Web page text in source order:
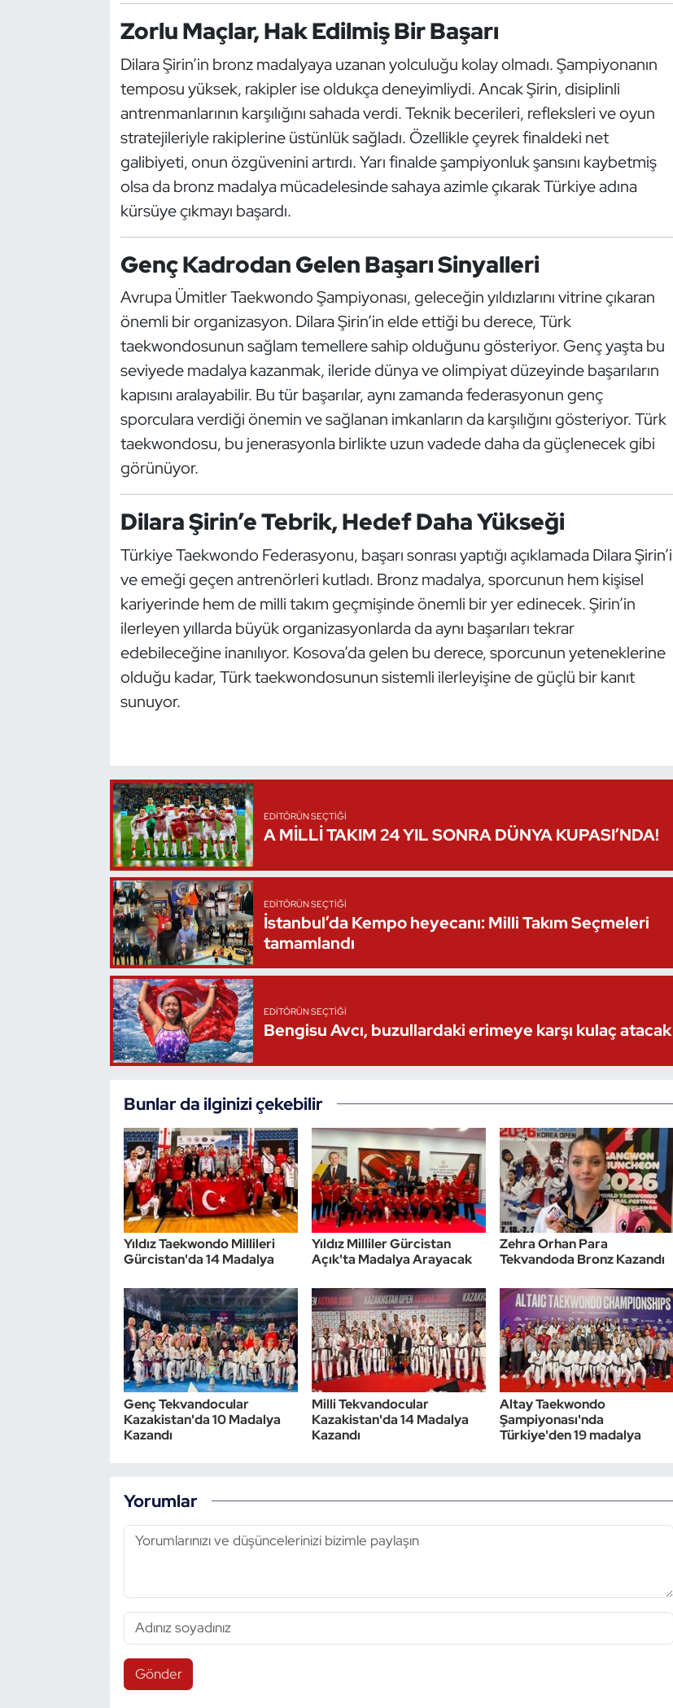
Zorlu Maçlar, Hak Edilmiş Bir Başarı
Dilara Şirin’in bronz madalyaya uzanan yolculuğu kolay olmadı. Şampiyonanın
temposu yüksek, rakipler ise oldukça deneyimliydi. Ancak Şirin, disiplinli
antrenmanlarının karşılığını sahada verdi. Teknik becerileri, refleksleri ve oyun
stratejileriyle rakiplerine üstünlük sağladı. Özellikle çeyrek finaldeki net
galibiyeti, onun özgüvenini artırdı. Yarı finalde şampiyonluk şansını kaybetmiş
olsa da bronz madalya mücadelesinde sahaya azimle çıkarak Türkiye adına
kürsüye çıkmayı başardı.
Genç Kadrodan Gelen Başarı Sinyalleri
Avrupa Ümitler Taekwondo Şampiyonası, geleceğin yıldızlarını vitrine çıkaran
önemli bir organizasyon. Dilara Şirin’in elde ettiği bu derece, Türk
taekwondosunun sağlam temellere sahip olduğunu gösteriyor. Genç yaşta bu
seviyede madalya kazanmak, ileride dünya ve olimpiyat düzeyinde başarıların
kapısını aralayabilir. Bu tür başarılar, aynı zamanda federasyonun genç
sporculara verdiği önemin ve sağlanan imkanların da karşılığını gösteriyor. Türk
taekwondosu, bu jenerasyonla birlikte uzun vadede daha da güçlenecek gibi
görünüyor.
Dilara Şirin’e Tebrik, Hedef Daha Yükseği
Türkiye Taekwondo Federasyonu, başarı sonrası yaptığı açıklamada Dilara Şirin’i
ve emeği geçen antrenörleri kutladı. Bronz madalya, sporcunun hem kişisel
kariyerinde hem de milli takım geçmişinde önemli bir yer edinecek. Şirin’in
ilerleyen yıllarda büyük organizasyonlarda da aynı başarıları tekrar
edebileceğine inanılıyor. Kosova’da gelen bu derece, sporcunun yeteneklerine
olduğu kadar, Türk taekwondosunun sistemli ilerleyişine de güçlü bir kanıt
sunuyor.
EDITÖRÜN SEÇTIĞI
A MİLLİ TAKIM 24 YIL SONRA DÜNYA KUPASI’NDA!
EDITÖRÜN SEÇTIĞI
İstanbul’da Kempo heyecanı: Milli Takım Seçmeleri
tamamlandı
EDITÖRÜN SEÇTIĞI
Bengisu Avcı, buzullardaki erimeye karşı kulaç atacak
Bunlar da ilginizi çekebilir
Yıldız Taekwondo Millileri
Gürcistan'da 14 Madalya
Yıldız Milliler Gürcistan
Açık'ta Madalya Arayacak
Zehra Orhan Para
Tekvandoda Bronz Kazandı
Genç Tekvandocular
Kazakistan'da 10 Madalya
Kazandı
Milli Tekvandocular
Kazakistan'da 14 Madalya
Kazandı
Altay Taekwondo
Şampiyonası'nda
Türkiye'den 19 madalya
Yorumlar
Gönder
İşitme Engelli Sporcular
Judo ve Kuraş
Kano ve Rafting
Modern Pentatlon
Motor Sporları
Oryantiring
Özel Sporcular
Sualtı Sporları
Vücut Geliştirme Fitness
Wushu Kungfu